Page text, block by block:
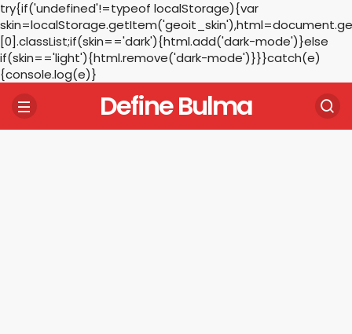
try{if('undefined'!=typeof localStorage){var
[0].classList;if(skin=='dark'){html.add('dark-mode')}else
if(skin=='light'){html.remove('dark-mode')}}}catch(e)
{console.log(e)}
Define Bulma